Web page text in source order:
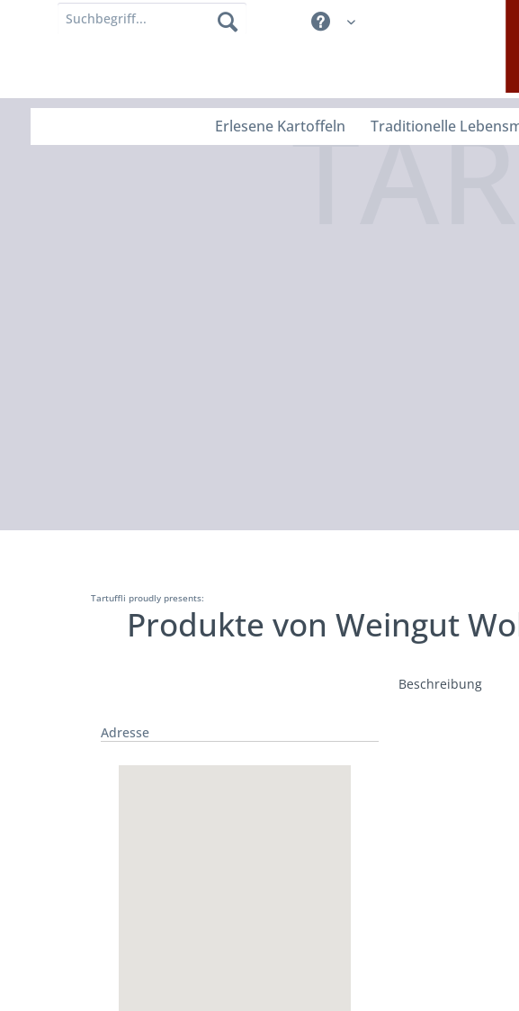
Erlesene Kartoffeln Traditionelle
Tartuffli proudly presents:
Produkte von Weingut
Adresse
Beschreibung